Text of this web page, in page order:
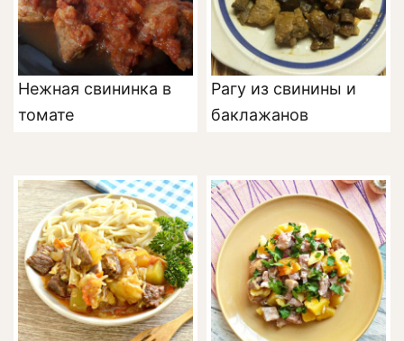
Нежная свининка в
томате
Рагу из свинины и
баклажанов